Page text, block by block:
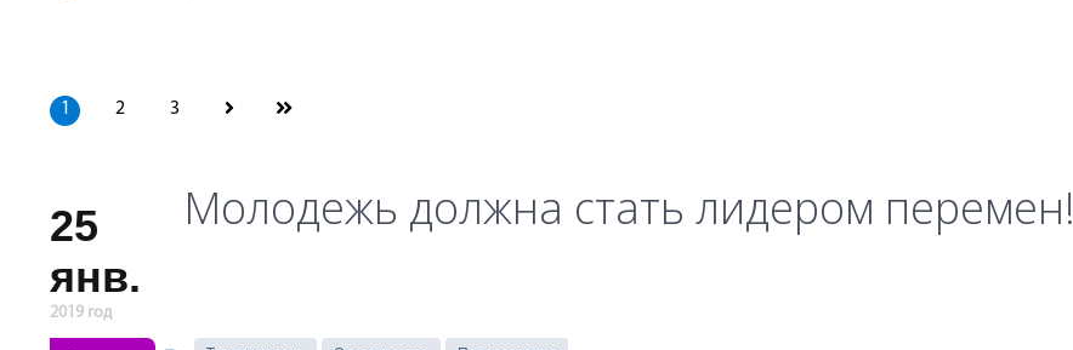
1 2 3
25
янв.
2019 год
Молодежь должна стать лидером перемен!